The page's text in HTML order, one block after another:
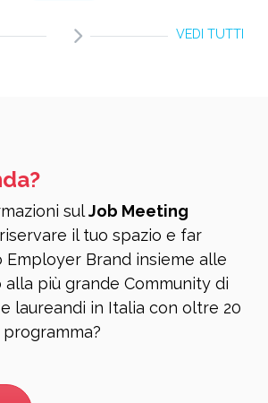
VEDI TUTTI
sulJob Meeting
il tuo spazio e far
Employer Brand insieme alle
più grande Community di
laureandi in Italia con oltre 20